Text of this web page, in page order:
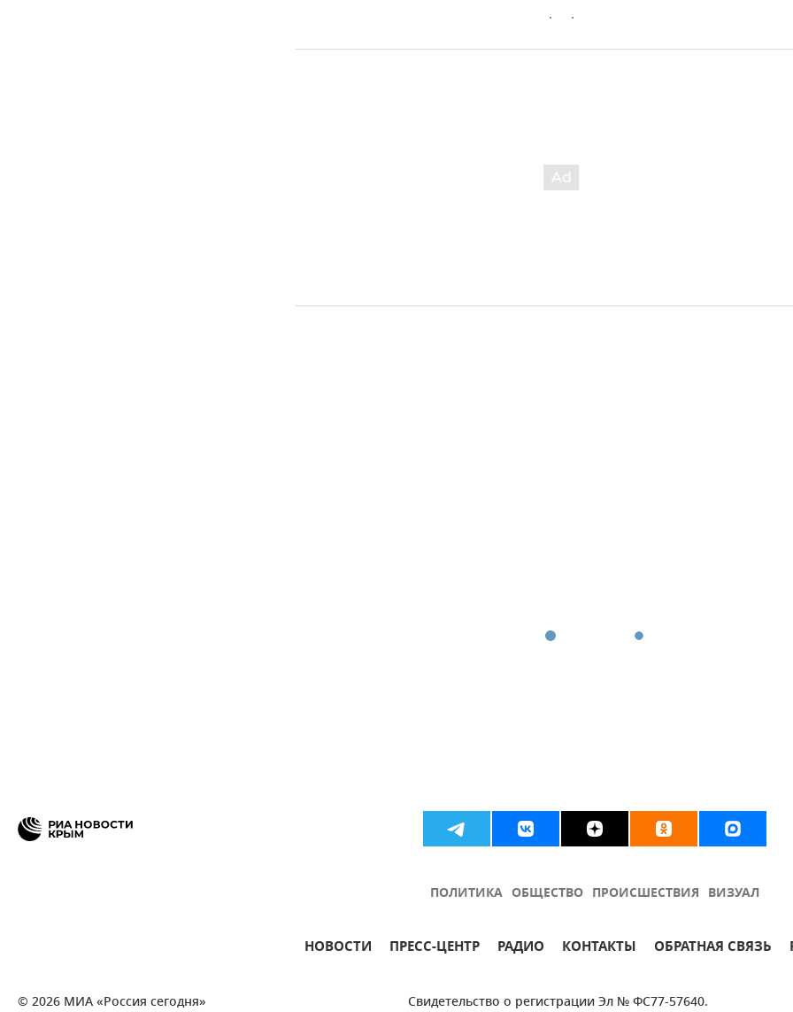
ПОЛИТИКА ОБЩЕСТВО ПРОИСШЕСТВИЯ ВИЗУАЛ
НОВОСТИ ПРЕСС-ЦЕНТР РАДИО КОНТАКТЫ ОБРАТНАЯ СВЯЗЬ
© 2026 МИА «Россия сегодня»
Свидетельство о регистрации Эл № ФС77-57640.